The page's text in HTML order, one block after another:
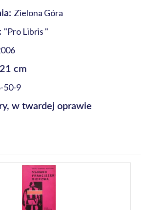
Zielona Góra
"Pro Libris "
cm
50-9
w twardej oprawie